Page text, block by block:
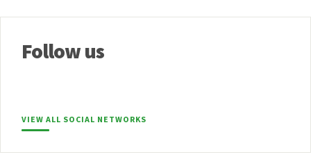
Follow us
VIEW ALL SOCIAL NETWORKS